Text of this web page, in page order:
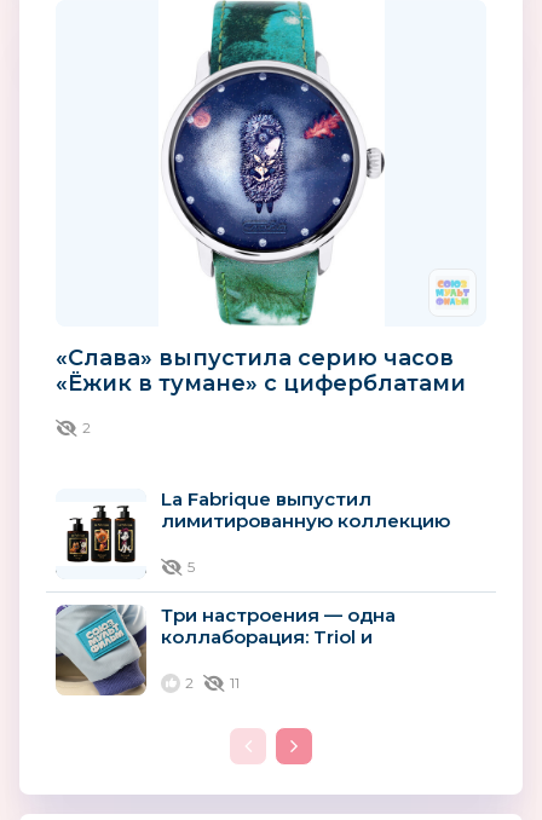
«Слава» выпустила серию часов
«Ёжик в тумане» с циферблатами
2
La Fabrique выпустил
лимитированную коллекцию
киностудии...
5
Три настроения — одна
коллаборация: Triol и
представили новую коллекцию...
2 11